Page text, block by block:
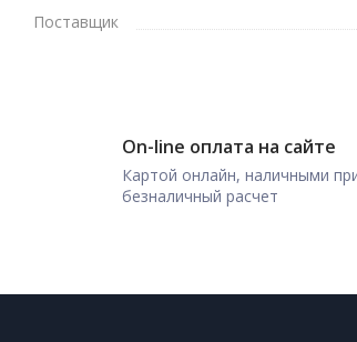
Поставщик
On-line оплата на сайте
Картой онлайн, наличными
безналичный расчет